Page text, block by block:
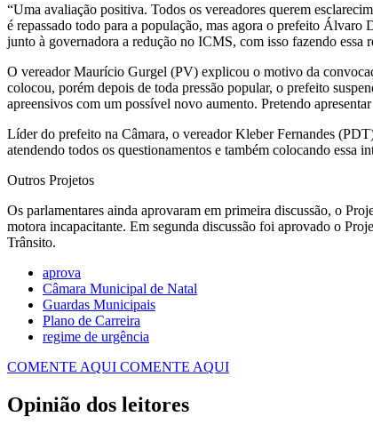
“Uma avaliação positiva. Todos os vereadores querem
é repassado todo para a população, mas agora o prefeito
junto à governadora a redução no ICMS, com isso fazendo essa
O vereador Maurício Gurgel (PV) explicou o motivo da
colocou, porém depois de toda pressão popular, o prefeito
apreensivos com um possível novo aumento. Pretendo
Líder do prefeito na Câmara, o vereador Kleber Fernandes
atendendo todos os questionamentos e também colocando essa
Outros Projetos
Os parlamentares ainda aprovaram em primeira discussão, o
motora incapacitante. Em segunda discussão foi aprovado o
Trânsito.
aprova
Câmara Municipal de Natal
Guardas Municipais
Plano de Carreira
regime de urgência
COMENTE AQUI COMENTE AQUI
Opinião dos leitores